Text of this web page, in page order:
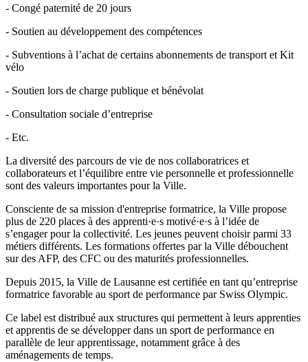
- Congé paternité de 20 jours
- Soutien au développement des compétences
- Subventions à l’achat de certains abonnements de transport et Kit
vélo
- Soutien lors de charge publique et bénévolat
- Consultation sociale d’entreprise
- Etc.
La diversité des parcours de vie de nos collaboratrices et
collaborateurs et l’équilibre entre vie personnelle et professionnelle
sont des valeurs importantes pour la Ville.
Consciente de sa mission d'entreprise formatrice, la Ville propose
plus de 220 places à des apprenti·e·s motivé·e·s à l’idée de
s’engager pour la collectivité. Les jeunes peuvent choisir parmi 33
métiers différents. Les formations offertes par la Ville débouchent
sur des AFP, des CFC ou des maturités professionnelles.
Depuis 2015, la Ville de Lausanne est certifiée en tant qu’entreprise
formatrice favorable au sport de performance par Swiss Olympic.
Ce label est distribué aux structures qui permettent à leurs apprenties
et apprentis de se développer dans un sport de performance en
parallèle de leur apprentissage, notamment grâce à des
aménagements de temps.